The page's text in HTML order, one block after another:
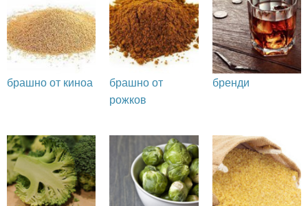
брашно от киноа
брашно от
рожков
бренди